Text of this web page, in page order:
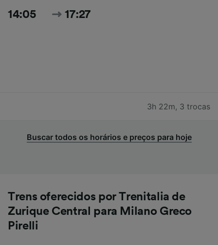
14:05 17:27
3h 22m, 3 trocas
Buscar todos os horários e preços para hoje
Trens oferecidos por Trenitalia de
Zurique Central para Milano Greco
Pirelli